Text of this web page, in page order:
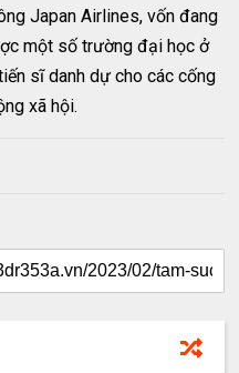
Japan Airlines, vốn đang
một số trường đại học ở
sĩ danh dự cho các cống
xã hội.